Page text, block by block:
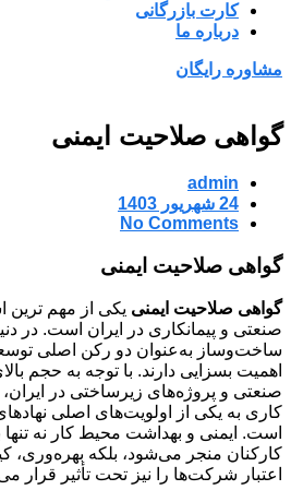
کارت بازرگانی
درباره ما
مشاوره رایگان
گواهی صلاحیت ایمنی
admin
24 شهریور 1403
No Comments
گواهی صلاحیت ایمنی
گواهی صلاحیت ایمنی یکی از مهم ترین
صنعتی و پیمانکاری در ایران است. در
ساخت‌وساز به‌عنوان دو رکن اصلی
اهمیت بسزایی دارند. با توجه به حجم
صنعتی و پروژه‌های زیرساختی در
کاری به یکی از اولویت‌های اصلی
است. ایمنی و بهداشت محیط کار نه
کارکنان منجر می‌شود، بلکه بهره‌وری،
اعتبار شرکت‌ها را نیز تحت تأثیر قرار